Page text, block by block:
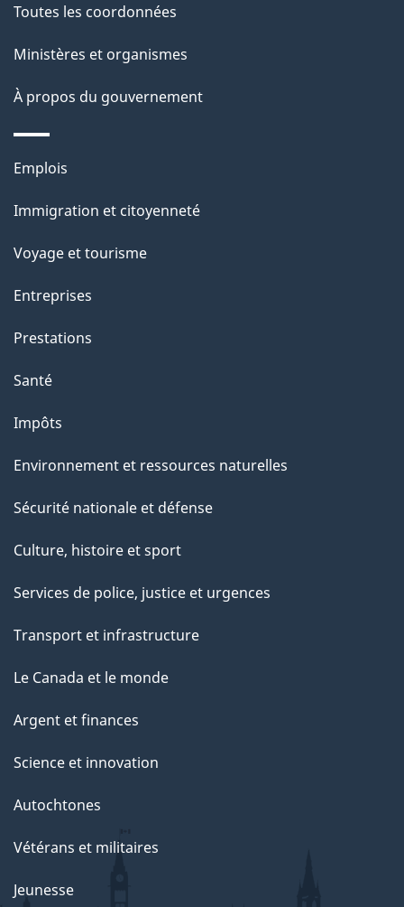
p
a
g
e
Toutes les coordonnées
Ministères et organismes
À propos du gouvernement
Thèmes
sujets
Emplois
Immigration et citoyenneté
Voyage et tourisme
Entreprises
Prestations
Santé
Impôts
Environnement et ressources naturelles
Sécurité nationale et défense
Culture, histoire et sport
Services de police, justice et urgences
Transport et infrastructure
Le Canada et le monde
Argent et finances
Science et innovation
Autochtones
Vétérans et militaires
Jeunesse